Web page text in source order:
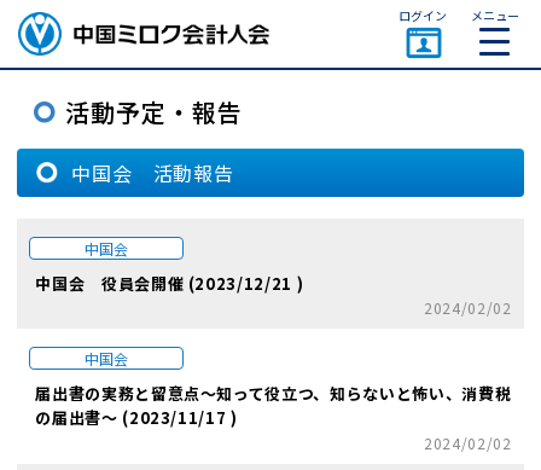
ログイン メニュー
中国会 活動報告
中国会
中国会 役員会開催 (2023/12/21 )
2024/02/02
中国会
届出書の実務と留意点～知って役立つ、知らないと怖い、消費税
の届出書～ (2023/11/17 )
2024/02/02